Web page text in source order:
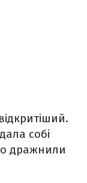
собі
дражнили